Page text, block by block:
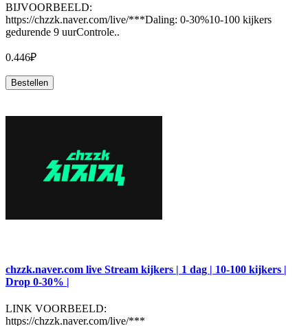
BIJVOORBEELD:
https://chzzk.naver.com/live/***Daling: 0-30%10-100 kijkers
gedurende 9 uurControle..
0.446₽
Bestellen
chzzk.naver.com live Stream kijkers | 1 dag | 10-100 kijkers |
Drop 0-30% |
LINK VOORBEELD:
https://chzzk.naver.com/live/***